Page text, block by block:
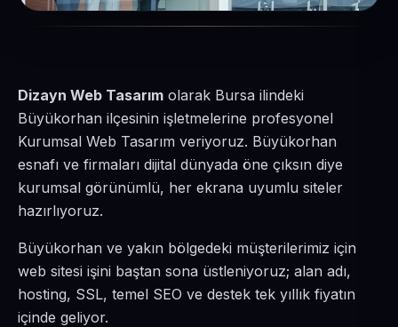
Dizayn Web Tasarım olarak Bursa ilindeki
Büyükorhan ilçesinin işletmelerine profesyonel
Kurumsal Web Tasarım veriyoruz. Büyükorhan
esnafı ve firmaları dijital dünyada öne çıksın diye
kurumsal görünümlü, her ekrana uyumlu siteler
hazırlıyoruz.
Büyükorhan ve yakın bölgedeki müşterilerimiz için
web sitesi işini baştan sona üstleniyoruz; alan adı,
hosting, SSL, temel SEO ve destek tek yıllık fiyatın
içinde geliyor.